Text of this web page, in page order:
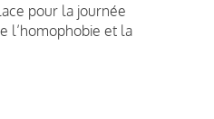
pour la journée
l’homophobie et la